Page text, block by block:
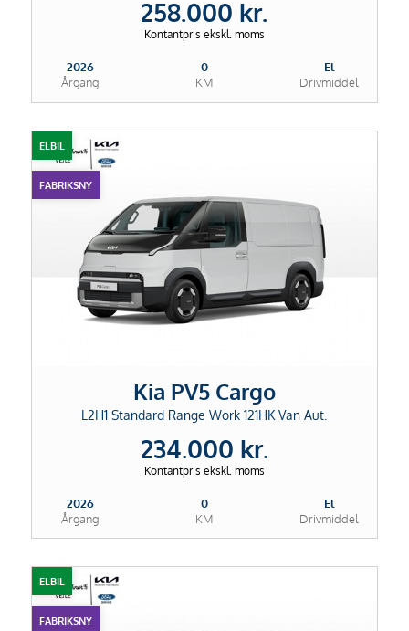
258.000 kr.
Kontantpris ekskl. moms
2026
Årgang
0
KM
El
Drivmiddel
ELBIL
FABRIKSNY
Kia PV5 Cargo
L2H1 Standard Range Work 121HK Van Aut.
234.000 kr.
Kontantpris ekskl. moms
2026
Årgang
0
KM
El
Drivmiddel
ELBIL
FABRIKSNY